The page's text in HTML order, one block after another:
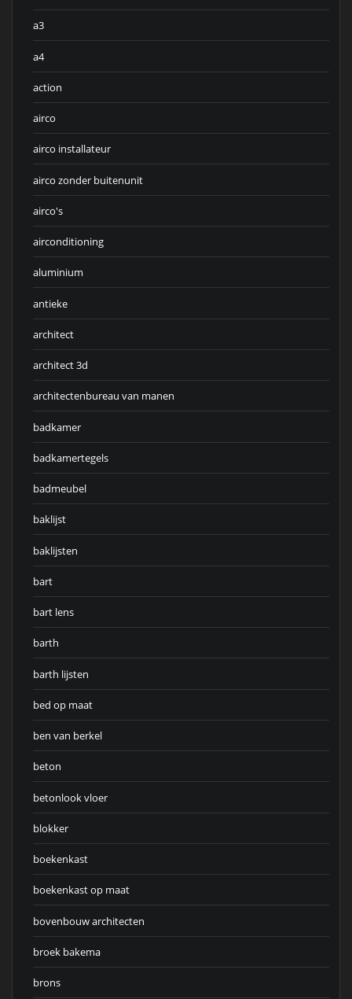
a3
a4
action
airco
airco installateur
airco zonder buitenunit
airco's
airconditioning
aluminium
antieke
architect
architect 3d
architectenbureau van manen
badkamer
badkamertegels
badmeubel
baklijst
baklijsten
bart
bart lens
barth
barth lijsten
bed op maat
ben van berkel
beton
betonlook vloer
blokker
boekenkast
boekenkast op maat
bovenbouw architecten
broek bakema
brons